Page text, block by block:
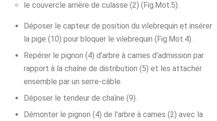
le couvercle arrière de culasse (2) (Fig.Mot.5).
Déposer le capteur de position du vilebrequin et insérer
la pige (10) pour bloquer le vilebrequin (Fig.Mot.4).
Repérer le pignon (4) d'arbre à cames d'admission par
rapport à la chaîne de distribution (5) et les attacher
ensemble par un serre-câble.
Déposer le tendeur de chaîne (9).
Démonter le pignon (4) de l'arbre à cames (2) avec la